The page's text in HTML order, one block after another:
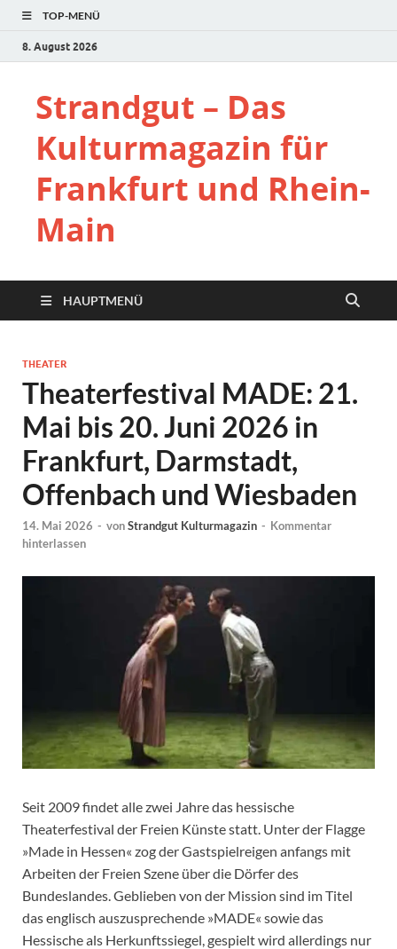
TOP-MENÜ
8. August 2026
Strandgut – Das
Kulturmagazin für
Frankfurt und Rhein-
Main
HAUPTMENÜ
THEATER
Theaterfestival MADE: 21.
Mai bis 20. Juni 2026 in
Frankfurt, Darmstadt,
Offenbach und Wiesbaden
14. Mai 2026 - vonStrandgut Kulturmagazin - Kommentar
hinterlassen
Seit 2009 findet alle zwei Jahre das hessische
Theaterfestival der Freien Künste statt. Unter der Flagge
»Made in Hessen« zog der Gastspielreigen anfangs mit
Arbeiten der Freien Szene über die Dörfer des
Bundeslandes. Geblieben von der Mission sind im Titel
das englisch auszusprechende »MADE« sowie das
Hessische als Herkunftssiegel, gespielt wird allerdings nur